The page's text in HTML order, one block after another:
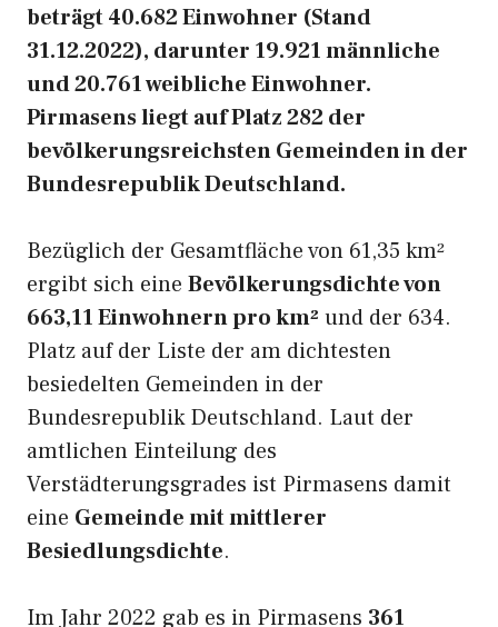
beträgt 40.682 Einwohner (Stand
31.12.2022), darunter 19.921 männliche
und 20.761 weibliche Einwohner.
Pirmasens liegt auf Platz 282 der
bevölkerungsreichsten Gemeinden in der
Bundesrepublik Deutschland.
Bezüglich der Gesamtfläche von 61,35 km²
ergibt sich eine Bevölkerungsdichte von
663,11 Einwohnern pro km² und der 634.
Platz auf der Liste der am dichtesten
besiedelten Gemeinden in der
Bundesrepublik Deutschland. Laut der
amtlichen Einteilung des
Verstädterungsgrades ist Pirmasens damit
eine Gemeinde mit mittlerer
Besiedlungsdichte.
Im Jahr 2022 gab es in Pirmasens 361